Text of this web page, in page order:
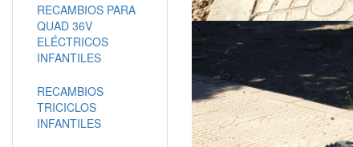
RECAMBIOS PARA
QUAD 36V
ELÉCTRICOS
INFANTILES
RECAMBIOS
TRICICLOS
INFANTILES